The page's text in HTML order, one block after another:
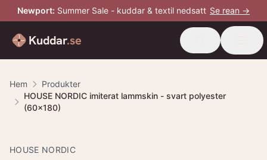
Newport: Summer Sale - kuddar & textil nedsatt Se rean →
Kuddar.se
Hem
Produkter
HOUSE NORDIC imiterat lammskin - svart polyester
(60x180)
HOUSE NORDIC